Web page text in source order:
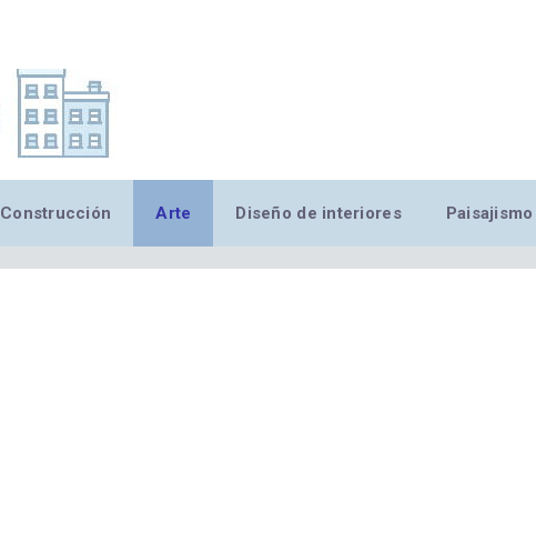
Construcción Arte Diseño de interiores Paisajismo